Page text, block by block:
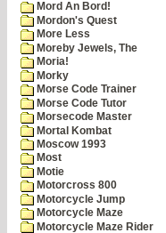
Mord An Bord!
Mordon's Quest
More Less
Moreby Jewels, The
Moria!
Morky
Morse Code Trainer
Morse Code Tutor
Morsecode Master
Mortal Kombat
Moscow 1993
Most
Motie
Motorcross 800
Motorcycle Jump
Motorcycle Maze
Motorcycle Maze Rider